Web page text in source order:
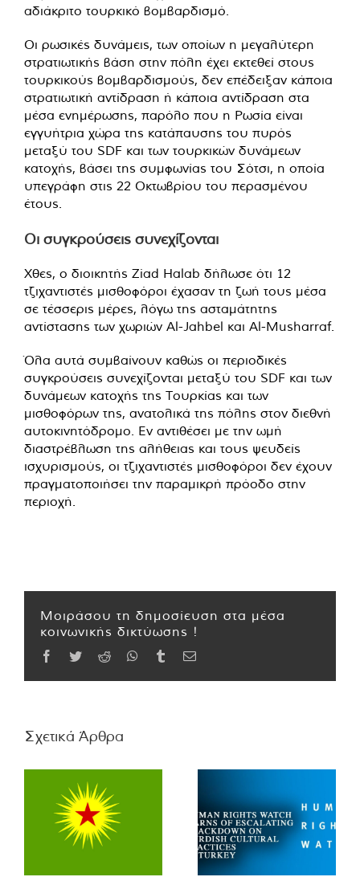
αδιάκριτο τουρκικό βομβαρδισμό.
Οι ρωσικές δυνάμεις, των οποίων η μεγαλύτερη
στρατιωτικής βάση στην πόλη έχει εκτεθεί στους
τουρκικούς βομβαρδισμούς, δεν επέδειξαν κάποια
στρατιωτική αντίδραση ή κάποια αντίδραση στα
μέσα ενημέρωσης, παρόλο που η Ρωσία είναι
εγγυήτρια χώρα της κατάπαυσης του πυρός
μεταξύ του SDF και των τουρκικών δυνάμεων
κατοχής, βάσει της συμφωνίας του Σότσι, η οποία
υπεγράφη στις 22 Οκτωβρίου του περασμένου
έτους.
Οι συγκρούσεις συνεχίζονται
Χθες, ο διοικητής Ziad Halab δήλωσε ότι 12
τζιχαντιστές μισθοφόροι έχασαν τη ζωή τους μέσα
σε τέσσερις μέρες, λόγω της ασταμάτητης
αντίστασης των χωριών Al-Jahbel και Al-Musharraf.
Όλα αυτά συμβαίνουν καθώς οι περιοδικές
συγκρούσεις συνεχίζονται μεταξύ του SDF και των
δυνάμεων κατοχής της Τουρκίας και των
μισθοφόρων της, ανατολικά της πόλης στον διεθνή
αυτοκινητόδρομο. Εν αντιθέσει με την ωμή
διαστρέβλωση της αλήθειας και τους ψευδείς
ισχυρισμούς, οι τζιχαντιστές μισθοφόροι δεν έχουν
πραγματοποιήσει την παραμικρή πρόοδο στην
περιοχή.
Μοιράσου τη δημοσίευση στα μέσα
κοινωνικής δικτύωσης !
Facebook
TwitterReddit WhatsApp
TumblrEmail
Σχετικά Άρθρα